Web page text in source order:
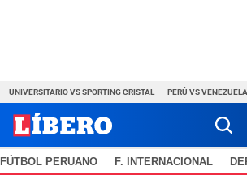
UNIVERSITARIO VS SPORTING CRISTAL PERÚ VS VENEZUELA
FÚTBOL PERUANO F. INTERNACIONAL